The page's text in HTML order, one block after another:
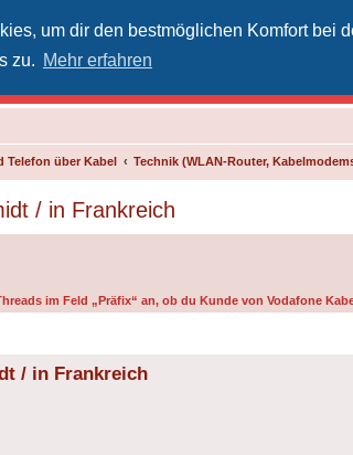
um dir den bestmöglichen Komfort bei
zu. Mehr erfahren
Telefon über Kabel Technik (WLAN-Router,
/ in Frankreich
im Feld „Präfix“ an, ob du Kunde von Vodafone
/ in Frankreich